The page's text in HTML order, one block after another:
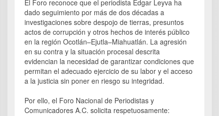
El Foro reconoce que el periodista Edgar Leyva ha
dado seguimiento por más de dos décadas a
investigaciones sobre despojo de tierras, presuntos
actos de corrupción y otros hechos de interés público
en la región Ocotlán–Ejutla–Miahuatlán. La agresión
en su contra y la situación procesal descrita
evidencian la necesidad de garantizar condiciones que
permitan el adecuado ejercicio de su labor y el acceso
a la justicia sin poner en riesgo su integridad.
Por ello, el Foro Nacional de Periodistas y
Comunicadores A.C. solicita respetuosamente: